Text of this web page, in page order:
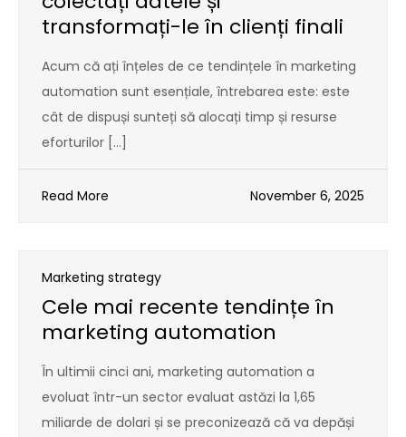
transformați-le în clienți finali
Acum că ați înțeles de ce tendințele în marketing
automation sunt esențiale, întrebarea este: este
cât de dispuși sunteți să alocați timp și resurse
eforturilor […]
Read More November 6, 2025
Marketing strategy
Cele mai recente tendințe în
marketing automation
În ultimii cinci ani, marketing automation a
evoluat într-un sector evaluat astăzi la 1,65
miliarde de dolari și se preconizează că va depăși